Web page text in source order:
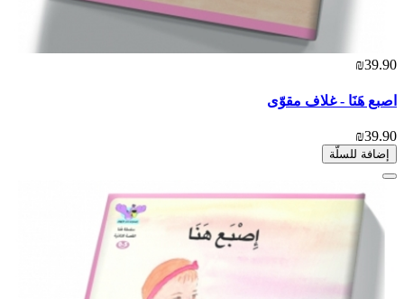
₪39.90
اصبع هَنَا - غلاف مقوّى
₪39.90
إضافة للسلّة